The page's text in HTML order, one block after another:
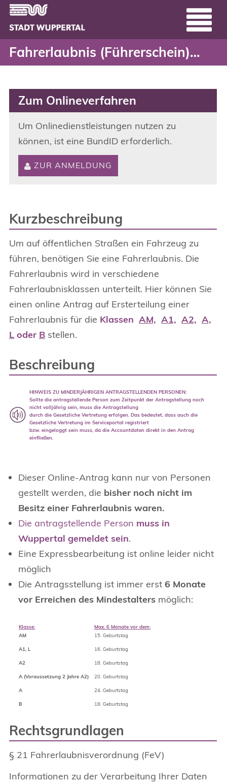
Zum Hauptinhalt springen
Fahrerlaubnis
Header
Fahrerlaubnis (Führerschein) - Ersterteilung
Zum Onlineverfahren
Um Onlinedienstleistungen nutzen zu
können, ist eine BundID erforderlich.
ZUR ANMELDUNG
Kurzbeschreibung
Um auf öffentlichen Straßen ein Fahrzeug zu
führen, benötigen Sie eine Fahrerlaubnis. Die
Fahrerlaubnis wird in verschiedene
Fahrerlaubnisklassen unterteilt. Hier können Sie
einen online Antrag auf Ersterteilung einer
Fahrerlaubnis für die Klassen AM, A1, A2, A,
L oder B stellen.
Beschreibung
HINWEIS ZU MINDERJÄHRIGEN ANTRAGSTELLENDEN PERSONEN:
Sollte die antragstellende Person zum Zeitpunkt der Antragstellung noch
nicht volljährig sein, muss die Antragstellung
durch die Gesetzliche Vertretung erfolgen. Das bedeutet, dass auch die
Gesetzliche Vertretung im Serviceportal registriert
bzw. eingeloggt sein muss, da die Accountdaten direkt in den Antrag
einfließen.
Dieser Online-Antrag kann nur von Personen
gestellt werden, die bisher noch nicht im
Besitz einer Fahrerlaubnis waren.
Die antragstellende Person muss in
Wuppertal gemeldet sein.
Eine Expressbearbeitung ist online leider nicht
möglich
Die Antragsstellung ist immer erst 6 Monate
vor Erreichen des Mindestalters möglich:
Klasse:
Max. 6 Monate vor dem:
AM
A1, L
A2
A (Voraussetzung 2 Jahre A2)
A
B
15. Geburtstag
16. Geburtstag
18. Geburtstag
20. Geburtstag
24. Geburtstag
18. Geburtstag
Rechtsgrundlagen
§ 21 Fahrerlaubnisverordnung (FeV)
Informationen zu der Verarbeitung Ihrer Daten